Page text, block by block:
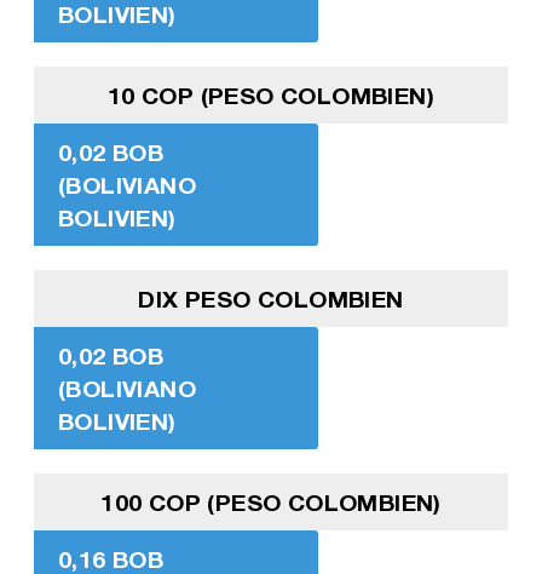
BOLIVIEN)
10 COP (PESO COLOMBIEN)
0,02 BOB
(BOLIVIANO
BOLIVIEN)
DIX PESO COLOMBIEN
0,02 BOB
(BOLIVIANO
BOLIVIEN)
100 COP (PESO COLOMBIEN)
0,16 BOB